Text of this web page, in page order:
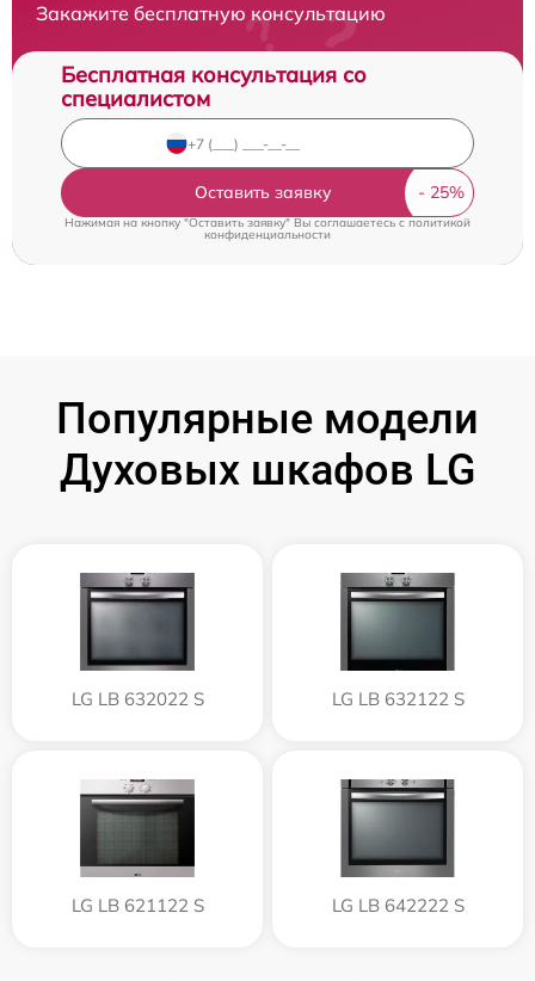
Закажите бесплатную консультацию
Бесплатная консультация со
специалистом
Оставить заявку
Нажимая на кнопку "Оставить заявку" Вы соглашаетесь cполитикой
конфиденциальности
Популярные модели
Духовых шкафов LG
LG LB 632022 S LG LB 632122 S
LG LB 621122 S LG LB 642222 S